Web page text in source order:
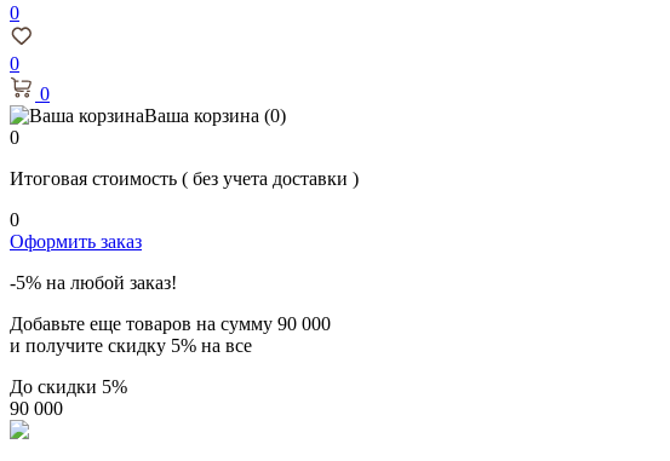
0
0
0
Ваша корзина (0)
0
Итоговая стоимость ( без учета доставки )
0
Оформить заказ
-5% на любой заказ!
Добавьте еще товаров на сумму 90 000
и получите скидку 5% на все
До скидки 5%
90 000